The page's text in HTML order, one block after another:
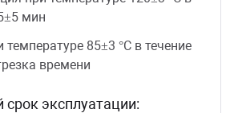
мин
85±3 °C в течение
времени
срок эксплуатации: